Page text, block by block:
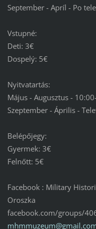
September - Apríl - Po
Vstupné:
Deti: 3€
Dospelý: 5€
Nyitvatartás:
Május - Augusztus -
Szeptember - Április -
Belépőjegy:
Gyermek: 3€
Felnőtt: 5€
Facebook : Military
Oroszka
facebook.com/groups/
mhmmuzeum@gmail.